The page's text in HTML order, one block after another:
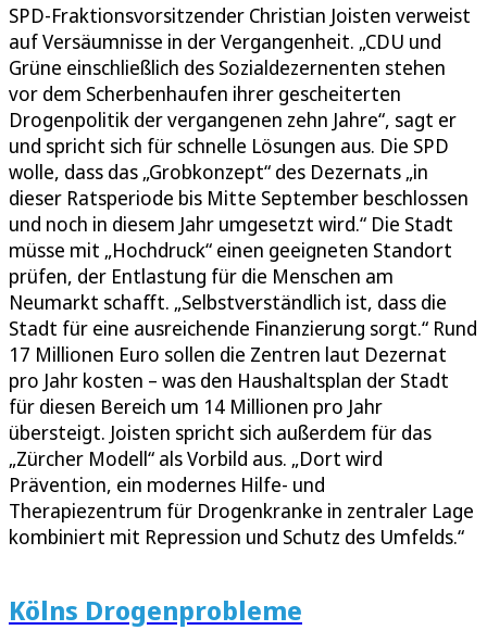
SPD-Fraktionsvorsitzender Christian Joisten verweist
auf Versäumnisse in der Vergangenheit. „CDU und
Grüne einschließlich des Sozialdezernenten stehen
vor dem Scherbenhaufen ihrer gescheiterten
Drogenpolitik der vergangenen zehn Jahre“, sagt er
und spricht sich für schnelle Lösungen aus. Die SPD
wolle, dass das „Grobkonzept“ des Dezernats „in
dieser Ratsperiode bis Mitte September beschlossen
und noch in diesem Jahr umgesetzt wird.“ Die Stadt
müsse mit „Hochdruck“ einen geeigneten Standort
prüfen, der Entlastung für die Menschen am
Neumarkt schafft. „Selbstverständlich ist, dass die
Stadt für eine ausreichende Finanzierung sorgt.“ Rund
17 Millionen Euro sollen die Zentren laut Dezernat
pro Jahr kosten – was den Haushaltsplan der Stadt
für diesen Bereich um 14 Millionen pro Jahr
übersteigt. Joisten spricht sich außerdem für das
„Zürcher Modell“ als Vorbild aus. „Dort wird
Prävention, ein modernes Hilfe- und
Therapiezentrum für Drogenkranke in zentraler Lage
kombiniert mit Repression und Schutz des Umfelds.“
Kölns Drogenprobleme